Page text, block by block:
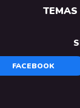
TEMAS
FACEBOOK